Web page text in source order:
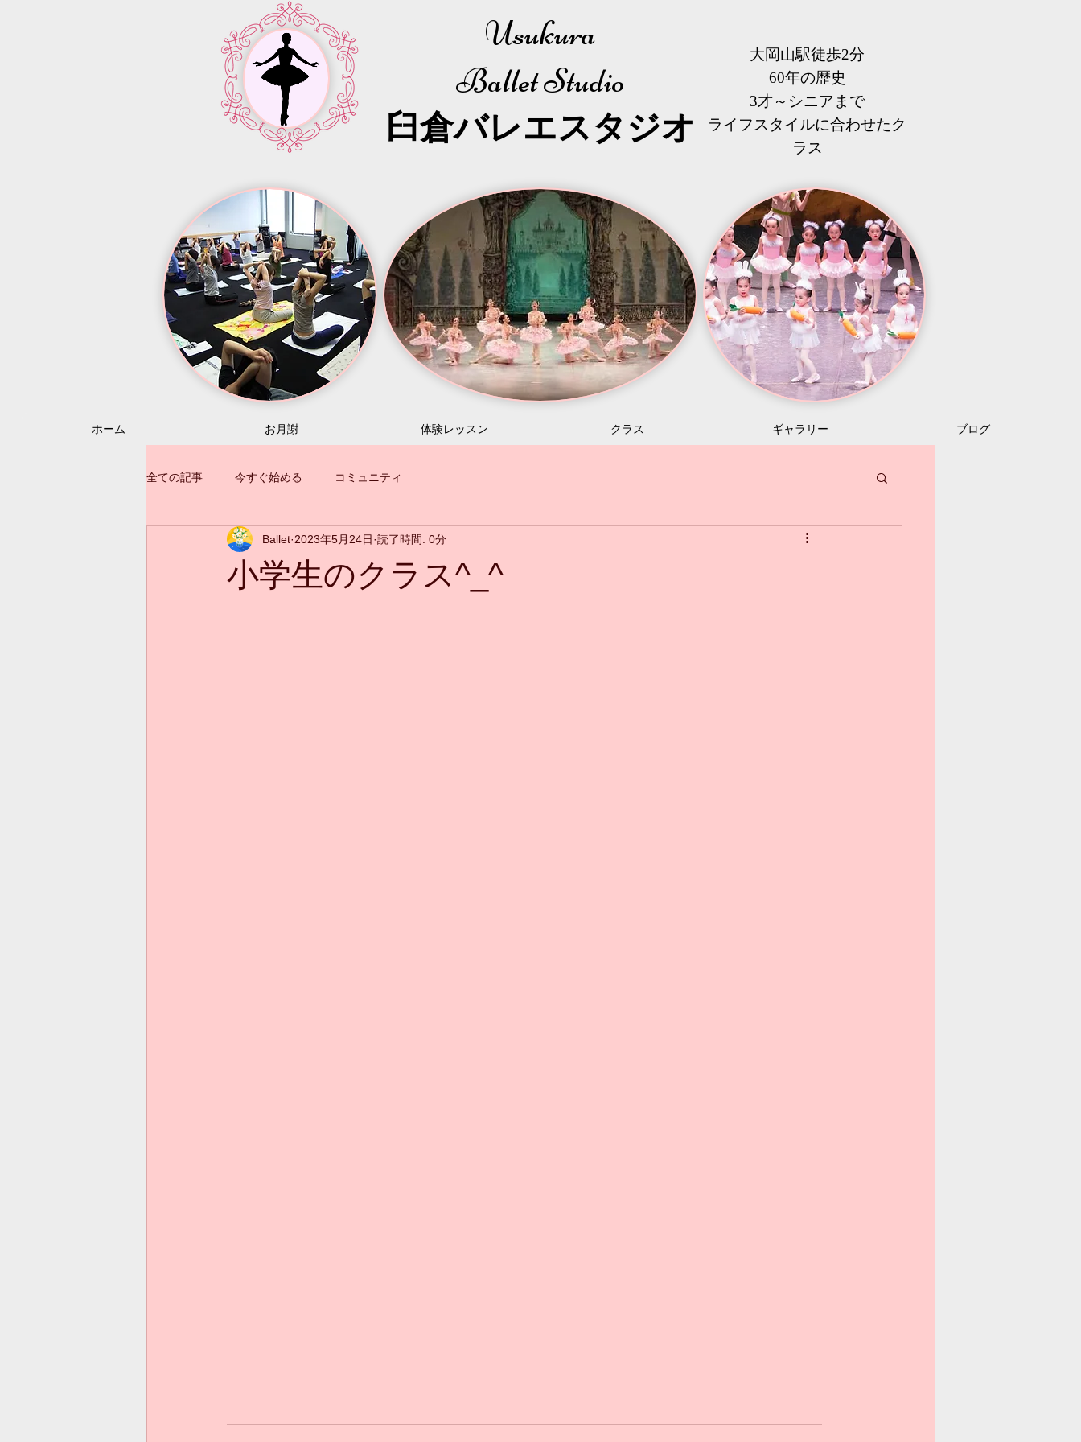
Usukura
Ballet Studio
​臼倉バレエスタジオ
大岡山駅徒歩2分
60年の歴史
3才～シニアまで
​ライフスタイルに合わせたク
ラス
ホーム お月謝 体験レッスン クラス ギャラリー ブログ
全ての記事 今すぐ始める コミュニティ
小学生のクラス^_^
Ballet 2023年5月24日 読了時間: 0分